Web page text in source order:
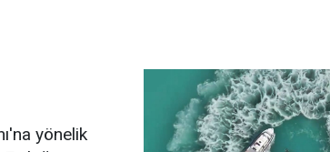
yönelik